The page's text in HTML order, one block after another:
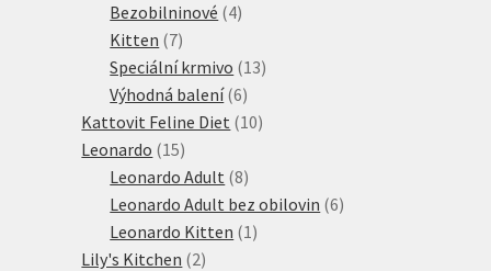
produktů
Bezobilninové 44
Kitten 77
produktů
Speciální krmivo 1313
Výhodná balení 66
produktů
Kattovit Feline Diet 1010
Leonardo 1515
produktů
Leonardo Adult 88
produktů
Leonardo Adult bez obilovin 66
Leonardo Kitten 1 1
Lily's Kitchen 22